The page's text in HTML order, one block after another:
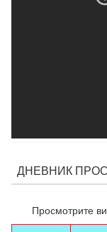
ДНЕВНИК
Просмотрите